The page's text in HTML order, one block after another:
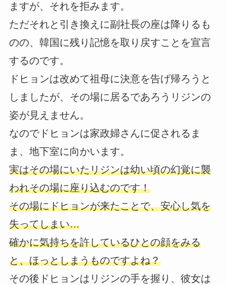
ますが、それを拒みます。
ただそれと引き換えに副社長の座は降りるも
のの、韓国に残り記憶を取り戻すことを宣言
するのです。
ドヒョンは改めて祖母に決意を告げ帰ろうと
しましたが、その場に居るであろうリジンの
姿が見えません。
なのでドヒョンは家政婦さんに促されるま
ま、地下室に向かいます。
実はその場にいたリジンは幼い頃の幻覚に襲
われその場に座り込むのです！
その場にドヒョンが来たことで、安心し気を
失ってしまい…
確かに気持ちを許しているひとの顔をみる
と、ほっとしまうものですよね？
その後ドヒョンはリジンの手を握り、彼女は